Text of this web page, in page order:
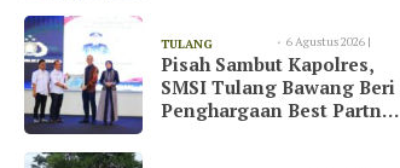
TULANG
BAWANG
6 Agustus 2026 |
08:55
Pisah Sambut Kapolres,
SMSI Tulang Bawang Beri
Penghargaan Best Partner